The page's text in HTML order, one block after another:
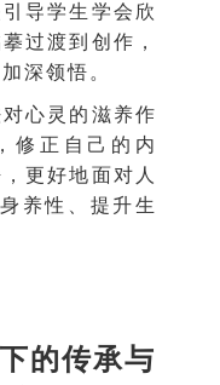
导学生学会欣
过渡到创作，
深领悟。
心灵的滋养作
修正自己的内
更好地面对人
养性、提升生
辨
的传承与